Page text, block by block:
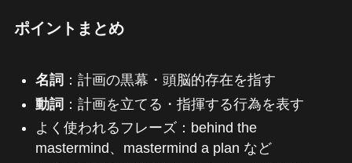
ポイントまとめ
名詞 ：計画の黒幕・頭脳的存在を指す
動詞 ：計画を立てる・指揮する行為を表す
よく使われるフレーズ：behind the
mastermind、mastermind a plan など